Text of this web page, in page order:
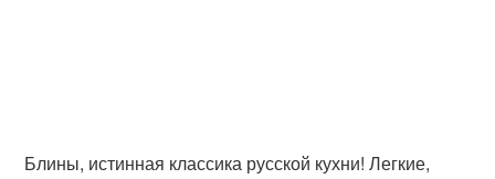
Блины, истинная классика русской кухни! Легкие,